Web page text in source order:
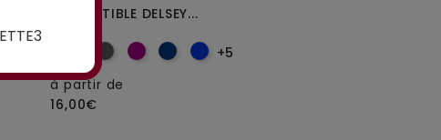
COMPATIBLE DELSEY...
+5
à partir de
16,00€